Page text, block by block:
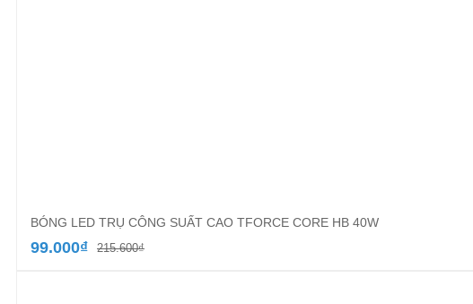
BÓNG LED TRỤ CÔNG SUẤT CAO TFORCE CORE HB 40W
215.600₫Giá
99.000₫
Giá